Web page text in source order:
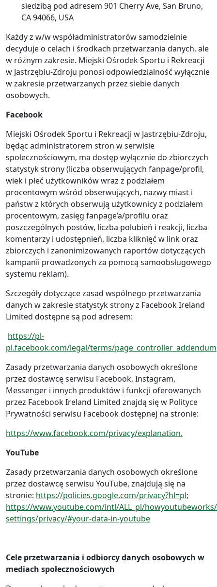
siedzibą pod adresem 901 Cherry Ave, San Bruno,
CA 94066, USA
Każdy z w/w współadministratorów samodzielnie
decyduje o celach i środkach przetwarzania danych, ale
w różnym zakresie. Miejski Ośrodek Sportu i Rekreacji
w Jastrzębiu-Zdroju ponosi odpowiedzialność wyłącznie
w zakresie przetwarzanych przez siebie danych
osobowych.
Facebook
Miejski Ośrodek Sportu i Rekreacji w Jastrzębiu-Zdroju,
będąc administratorem stron w serwisie
społecznościowym, ma dostęp wyłącznie do zbiorczych
statystyk strony (liczba obserwujących fanpage/profil,
wiek i płeć użytkowników wraz z podziałem
procentowym wśród obserwujących, nazwy miast i
państw z których obserwują użytkownicy z podziałem
procentowym, zasięg fanpage’a/profilu oraz
poszczególnych postów, liczba polubień i reakcji, liczba
komentarzy i udostępnień, liczba kliknięć w link oraz
zbiorczych i zanonimizowanych raportów dotyczących
kampanii prowadzonych za pomocą samoobsługowego
systemu reklam).
Szczegóły dotyczące zasad wspólnego przetwarzania
danych w zakresie statystyk strony z Facebook Ireland
Limited dostępne są pod adresem:
https://pl-
pl.facebook.com/legal/terms/page_controller_addendum
Zasady przetwarzania danych osobowych określone
przez dostawcę serwisu Facebook, Instagram,
Messenger i innych produktów i funkcji oferowanych
przez Facebook Ireland Limited znajdą się w Polityce
Prywatności serwisu Facebook dostępnej na stronie:
https://www.facebook.com/privacy/explanation.
YouTube
Zasady przetwarzania danych osobowych określone
przez dostawcę serwisu YouTube, znajdują się na
stronie: https://policies.google.com/privacy?hl=pl;
https://www.youtube.com/intl/ALL_pl/
settings/privacy/#your-data-in-youtube
Cele przetwarzania i odbiorcy danych osobowych w
mediach społecznościowych